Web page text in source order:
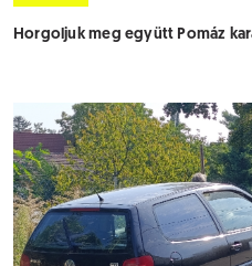
Horgoljuk meg együtt Pomáz